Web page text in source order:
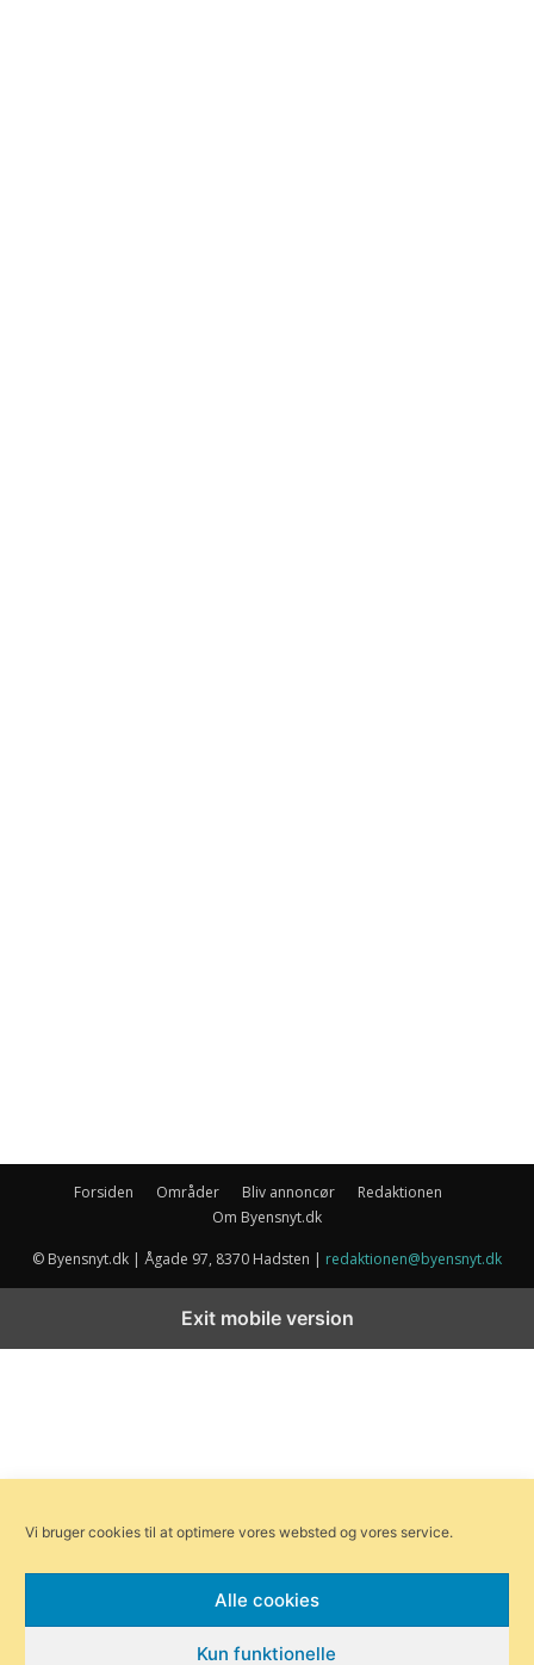
Forsiden Områder Bliv annoncør
Redaktionen
Om Byensnyt.dk
© Byensnyt.dk | Ågade 97, 8370 Hadsten | redaktionen@byensnyt.dk
Vi bruger cookies til at optimere vores websted og vores service.
Alle cookies
Kun funktionelle
Exit mobile version